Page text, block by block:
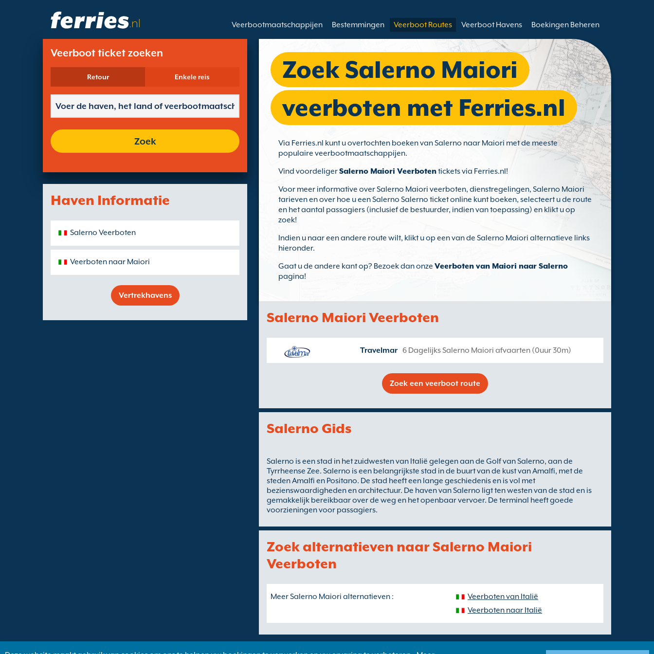
.nl Veerbootmaatschappijen Bestemmingen Veerboot Routes Veerboot Havens Boekingen Beheren
Veerboot ticket zoeken
Retour Enkele reis
Zoek
Haven Informatie
Salerno Veerboten
Veerboten naar Maiori
Vertrekhavens
Zoek Salerno Maiori
veerboten met Ferries.nl
Via Ferries.nl kunt u overtochten boeken van Salerno naar Maiori met de meeste
populaire veerbootmaatschappijen.
Vind voordeligerSalerno Maiori Veerbotentickets via Ferries.nl!
Voor meer informative over Salerno Maiori veerboten, dienstregelingen, Salerno Maiori
tarieven en over hoe u een Salerno Salerno ticket online kunt boeken, selecteert u de route
en het aantal passagiers (inclusief de bestuurder, indien van toepassing) en klikt u op
zoek!
Indien u naar een andere route wilt, klikt u op een van de Salerno Maiori alternatieve links
hieronder.
Gaat u de andere kant op? Bezoek dan onze Veerboten van Maiori naar Salerno
pagina!
Salerno Maiori Veerboten
Travelmar 6 Dagelijks Salerno Maiori afvaarten (0uur 30m)
Zoek een veerboot route
Salerno Gids
Salerno is een stad in het zuidwesten van Italië gelegen aan de Golf van Salerno, aan de
Tyrrheense Zee. Salerno is een belangrijkste stad in de buurt van de kust van Amalfi, met de
steden Amalfi en Positano. De stad heeft een lange geschiedenis en is vol met
bezienswaardigheden en architectuur. De haven van Salerno ligt ten westen van de stad en is
gemakkelijk bereikbaar over de weg en het openbaar vervoer. De terminal heeft goede
voorzieningen voor passagiers.
Zoek alternatieven naar Salerno Maiori
Veerboten
Meer Salerno Maiori alternatieven :
Veerboten van Italië
Veerboten naar Italië